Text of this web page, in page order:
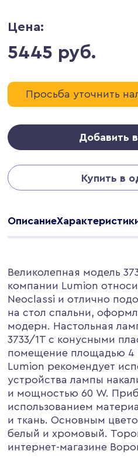
Цена:
5445 руб.
Просьба уточнить
Добавить
Купить в
Описание
Великолепная модель
компании Lumion
Neoclassi и отлично
на стол спальни,
модерн. Настольная
3733/1T с конусными
помещение площадью 4
Lumion рекомендует
устройства лампы
и мощностью 60 W.
использованием
и ткань. Основным
белый и хромовый.
интернет-магазине